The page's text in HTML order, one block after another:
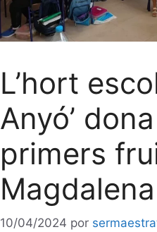
L’hort
Anyó’
primers
Magdalena
10/04/2024 por